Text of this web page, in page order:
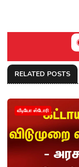
RELATED POSTS
வீடியோ ஸ்டோரி